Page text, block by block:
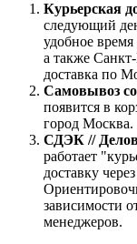
Курьерская
следующий
удобное
а также
доставка по
Самовывоз
появится в
город Москва.
СДЭК //
работает
доставку
зависимости
менеджеров.